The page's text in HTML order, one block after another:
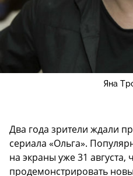
Яна
Два года зрители ждали
сериала «Ольга».
на экраны уже 31 августа,
продемонстрировать